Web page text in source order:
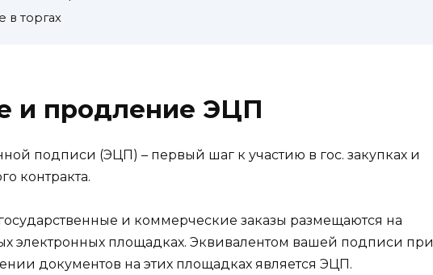
в торгах
и продление ЭЦП
подписи (ЭЦП) – первый шаг к участию в гос. закупках и
контракта.
и коммерческие заказы размещаются на
электронных площадках. Эквивалентом вашей подписи при
документов на этих площадках является ЭЦП.